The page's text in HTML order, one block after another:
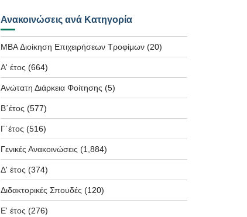
Ανακοινώσεις ανά Κατηγορία
MBA Διοίκηση Επιχειρήσεων Τροφίμων(20)
Α' έτος (664)
Ανώτατη Διάρκεια Φοίτησης (5)
Β΄έτος (577)
Γ΄έτος (516)
Γενικές Ανακοινώσεις (1,884)
Δ' έτος (374)
Διδακτορικές Σπουδές (120)
Ε' έτος (276)